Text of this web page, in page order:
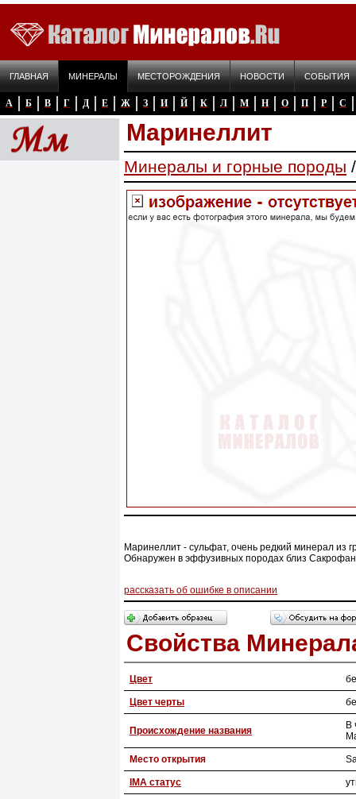
ГЛАВНАЯ МИНЕРАЛЫ МЕСТОРОЖДЕНИЯ НОВОСТИ СОБЫТИЯ
А Б В Г Д Е Ж З И Й К Л М Н О П Р С
Маринеллит
Минералы и горные породы
Маринеллит - сульфат, очень редкий минерал из
Обнаружен в эффузивных породах близ
рассказать об ошибке в описании
Свойства
Цвет
Цвет черты
Происхождение названия
В
Место открытия
IMA статус